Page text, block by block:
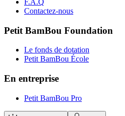
F.A.Q
Contactez-nous
Petit BamBou Foundation
Le fonds de dotation
Petit BamBou École
En entreprise
Petit BamBou Pro